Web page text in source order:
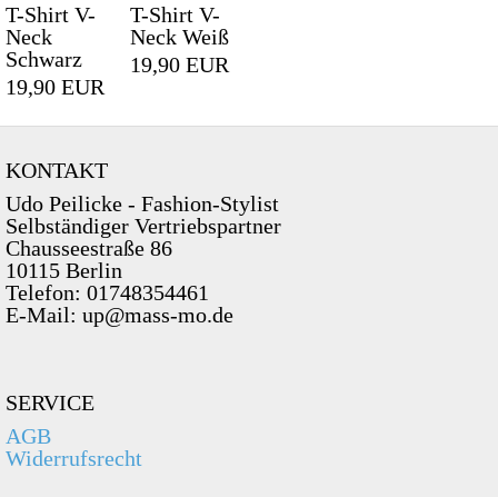
T-Shirt V-
Neck
Schwarz
19,90 EUR
T-Shirt V-
Neck Weiß
19,90 EUR
KONTAKT
Udo Peilicke - Fashion-Stylist
Selbständiger Vertriebspartner
Chausseestraße 86
10115 Berlin
Telefon: 01748354461
E-Mail: up@mass-mo.de
SERVICE
AGB
Widerrufsrecht